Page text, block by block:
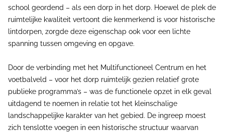
school geordend – als een dorp in het dorp. Hoewel de plek de
ruimtelijke kwaliteit vertoont die kenmerkend is voor historische
lintdorpen, zorgde deze eigenschap ook voor een lichte
spanning tussen omgeving en opgave.
Door de verbinding met het Multifunctioneel Centrum en het
voetbalveld – voor het dorp ruimtelijk gezien relatief grote
publieke programma’s – was de functionele opzet in elk geval
uitdagend te noemen in relatie tot het kleinschalige
landschappelijke karakter van het gebied. De ingreep moest
zich tenslotte voegen in een historische structuur waarvan